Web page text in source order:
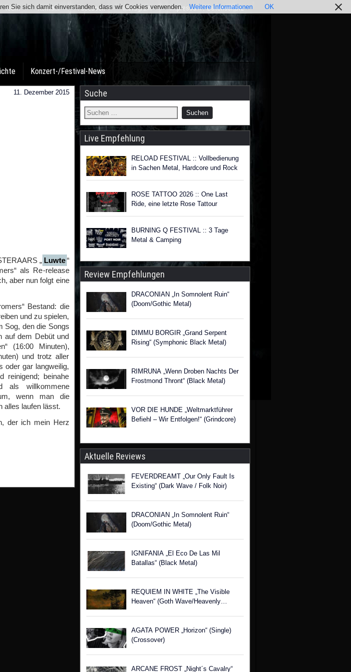
Team Kontakt Facebook Instagram Impressum / Datenschutz
Konzert-/Festival-News
11. Dezember 2015
„ Luwte “
als Re-release
aber nun folgt eine
Bestand: die
und zu spielen,
Sog, den die Songs
auf dem Debüt und
(16:00 Minuten),
und trotz aller
oder gar langweilig,
reinigend; beinahe
als willkommene
wenn man die
alles laufen lässt.
der ich mein Herz
Suche
Live Empfehlung
RELOAD FESTIVAL :: Vollbedienung
in Sachen Metal, Hardcore und Rock
ROSE TATTOO 2026 :: One Last
Ride, eine letzte Rose Tattour
BURNING Q FESTIVAL :: 3 Tage
Metal & Camping
Review Empfehlungen
DRACONIAN „In Somnolent Ruin“
(Doom/Gothic Metal)
DIMMU BORGIR „Grand Serpent
Rising“ (Symphonic Black Metal)
RIMRUNA „Wenn Droben Nachts Der
Frostmond Thront“ (Black Metal)
VOR DIE HUNDE „Weltmarktführer
Befiehl – Wir Entfolgen!“ (Grindcore)
Aktuelle Reviews
FEVERDREAMT „Our Only Fault Is
Existing“ (Dark Wave / Folk Noir)
DRACONIAN „In Somnolent Ruin“
(Doom/Gothic Metal)
IGNIFANIA „El Eco De Las Mil
Batallas“ (Black Metal)
REQUIEM IN WHITE „The Visible
Heaven“ (Goth Wave/Heavenly
AGATA POWER „Horizon“ (Single)
(Crossover)
ARCANE FROST „Night´s Cavalry“
Sie sich damit einverstanden, dass wir Cookies verwenden. Weitere Informationen OK